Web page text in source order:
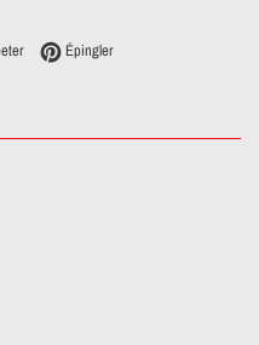
Facebook
Tweeter sur Twitter
ÉpinglerÉpingler sur Pinterest